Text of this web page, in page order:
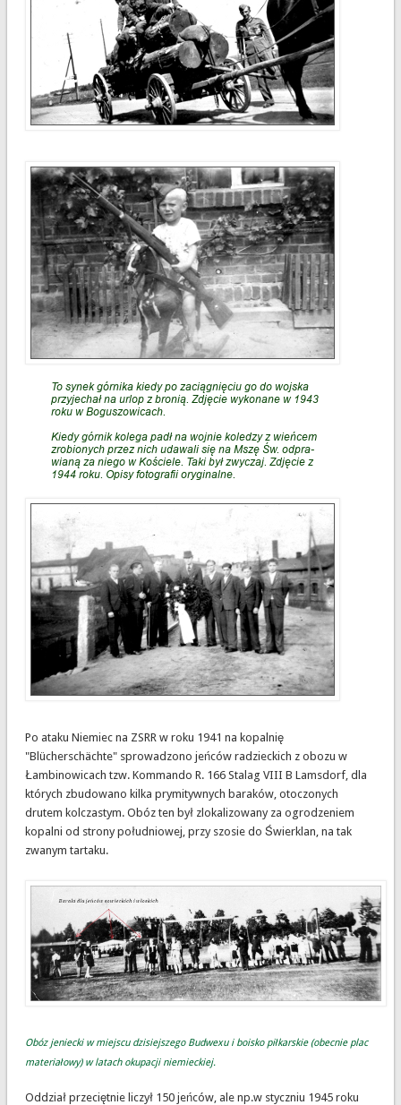
Po ataku Niemiec na ZSRR w roku 1941 na kopalnię
"Blücherschächte" sprowadzono jeńców radzieckich z obozu w
Łambinowicach tzw. Kommando R. 166 Stalag VIII B Lamsdorf, dla
których zbudowano kilka prymitywnych baraków, otoczonych
drutem kolczastym. Obóz ten był zlokalizowany za ogrodzeniem
kopalni od strony południowej, przy szosie do Świerklan, na tak
zwanym tartaku.
Obóz jeniecki w miejscu dzisiejszego Budwexu i boisko piłkarskie (obecnie plac
materiałowy) w latach okupacji niemieckiej.
Oddział przeciętnie liczył 150 jeńców, ale np.w styczniu 1945 roku